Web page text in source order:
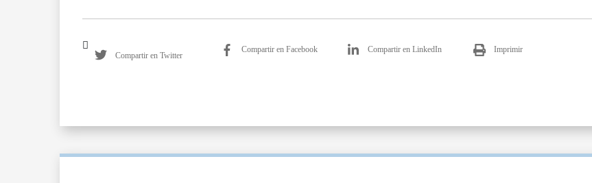
Compartir en Twitter
Compartir en Facebook Compartir en LinkedIn Imprimir